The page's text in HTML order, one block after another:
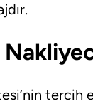
tercih